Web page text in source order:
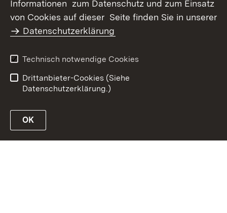
Inhaltsübersicht
Kontakt
Barrierefreiheit
Benutzungshinweise
Informationen zum Datenschutz und zum Einsatz
von Cookies auf dieser Seite finden Sie in unserer
Datenschutzerklärung
Technisch notwendige Cookies
Drittanbieter-Cookies (Siehe
Datenschutzerklärung.)
OK